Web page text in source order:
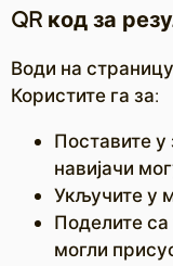
QR код за
Води на
Користите га за:
Поставите у
навијачи
Укључите у
Поделите
могли